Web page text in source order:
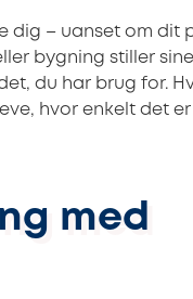
dig – uanset om
bygning stiller
du har brug for.
hvor enkelt det
med